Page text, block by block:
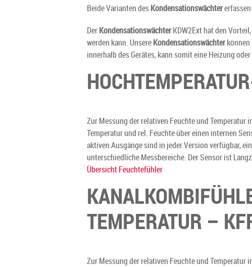
Beide Varianten desKondensationswächter
DerKondensationswächterKDW2Ext hat den
werden kann. UnsereKondensationswächterkönnen
innerhalb des Gerätes, kann somit eine Heizung
Zur Messung der relativen Feuchte und
Temperatur und rel. Feuchte über einen internen
aktiven Ausgänge sind in jeder Version verfügbar,
unterschiedliche Messbereiche. Der Sensor ist
Übersicht Feuchtefühler
TEMPERATUR –
Zur Messung der relativen Feuchte und